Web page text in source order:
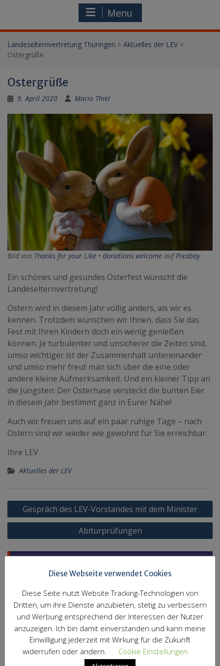
Menu
Landeselternvertretung Thüringen > Aktuelles der LEV >
Ostergrüße
Ostergrüße
9. April 2020 Mario Thiel
Bild von Thanks for your Like • donations welcome aufPixabay
Ein schönes und gesundes Osterfest wünscht die
Landeselternvertretung!
Ostern wird in diesem Jahr völlig anders, als wir es
kennen. Trotzdem wünschen wir Ihnen, dass Sie das
Fest mit Ihren Kindern doch ein wenig genießen
können. Je turbulenter und unsicherer die Zeiten sind,
umso wichtiger ist der Zusammenhalt untereinander
und umso mehr freut man sich über die eine oder
andere kleine Aufmerksamkeit. Und ein kleiner Tipp an
die Jüngsten: Der Osterhase versteckt die bunten Eier
in diesem Jahr bestimmt ganz in Eurer Nähe!
Auch wir freuen uns auf ein paar ruhige Tage – nach
Ostern sind wir wieder wie gewohnt für Sie erreichbar.
Ihre LEV
Aktuelles der LEV
Beitragsnavigation
Gespräch des LEV-Vorstandes mit dem Minister
Abiturprüfungen
Abonniere unseren Newsletter
Nachname
Diese Webseite verwendet Cookies
Diese Seite nutzt Website Tracking-Technologien von
Dritten, um ihre Dienste anzubieten, stetig zu verbessern
und Werbung entsprechend der Interessen der Nutzer
anzuzeigen. Ich bin damit einverstanden und kann meine
Einwilligung jederzeit mit Wirkung für die Zukunft
widerrufen oder ändern.
Cookie Einstellungen